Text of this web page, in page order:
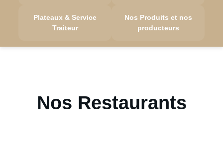
Plateaux & Service
Traiteur
Nos Produits et nos
producteurs
Nos Restaurants